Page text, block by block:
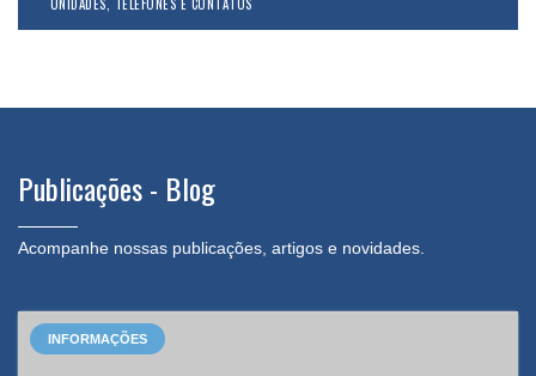
Publicações - Blog
Acompanhe nossas publicações, artigos e novidades.
INFORMAÇÕES